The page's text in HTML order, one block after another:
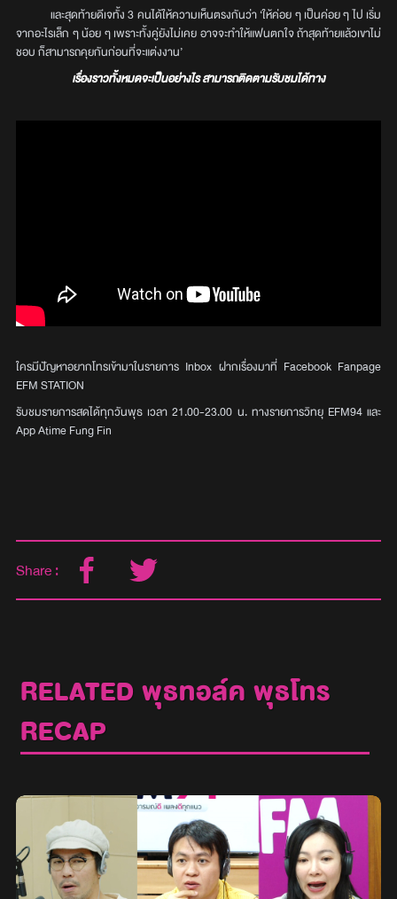
และสุดท้ายดีเจทั้ง 3 คนได้ให้ความเห็นตรงกันว่า ‘ให้ค่อย ๆ เป็นค่อย ๆ ไป เริ่ม
จากอะไรเล็ก ๆ น้อย ๆ เพราะทั้งคู่ยังไม่เคย อาจจะทำให้แฟนตกใจ ถ้าสุดท้ายแล้วเขาไม่
ชอบ ก็สามารถคุยกันก่อนที่จะแต่งงาน’
เรื่องราวทั้งหมดจะเป็นอย่างไร สามารถติดตามรับชมได้ทาง
ใครมีปัญหาอยากโทรเข้ามาในรายการ Inbox ฝากเรื่องมาที่ Facebook Fanpage
EFM STATION
รับชมรายการสดได้ทุกวันพุธ เวลา 21.00-23.00 น. ทางรายการวิทยุ EFM94 และ
App Atime Fung Fin
Share :
RELATED พุธทอล์ค พุธโทร
RECAP